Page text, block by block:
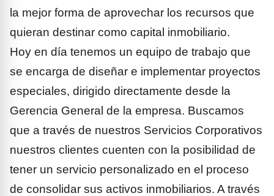
la mejor forma de aprovechar los recursos que
quieran destinar como capital inmobiliario.
Hoy en día tenemos un equipo de trabajo que
se encarga de diseñar e implementar proyectos
especiales, dirigido directamente desde la
Gerencia General de la empresa. Buscamos
que a través de nuestros Servicios Corporativos
nuestros clientes cuenten con la posibilidad de
tener un servicio personalizado en el proceso
de consolidar sus activos inmobiliarios. A través